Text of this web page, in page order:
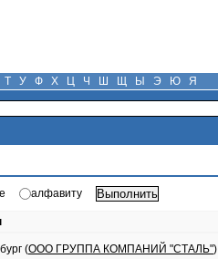
Т У Ф Х Ц Ч Ш Щ Ы Э Ю Я
алфавиту
(ООО ГРУППА КОМПАНИЙ "СТАЛЬ")